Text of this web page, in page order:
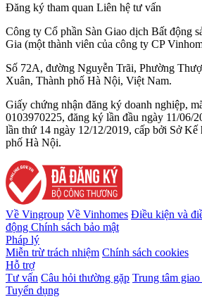
Đăng ký tham quan Liên hệ tư vấn
Công ty Cổ phần Sàn Giao dịch Bất động
Gia (một thành viên của công ty CP
Số 72A, đường Nguyễn Trãi, Phường
Xuân, Thành phố Hà Nội, Việt Nam.
Giấy chứng nhận đăng ký doanh nghiệp,
0103970225, đăng ký lần đầu ngày 11/06/
lần thứ 14 ngày 12/12/2019, cấp bởi Sở
phố Hà Nội.
Về Vingroup Về Vinhomes Điều kiện và
động Chính sách bảo mật
Pháp lý
Miễn trừ trách nhiệm Chính sách cookies
Hỗ trợ
Tư vấn Câu hỏi thường gặp Trung tâm
Tuyển dụng